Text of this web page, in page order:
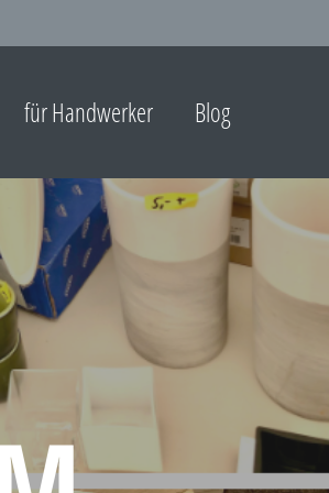
für Handwerker Blog